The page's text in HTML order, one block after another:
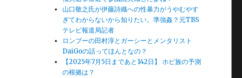
山口敬之氏が伊藤詩織への性暴力がうやむやす
ぎてわからないから知りたい。準強姦？元TBS
テレビ報道局記者
ロンブーの田村淳とガーシーとメンタリスト
DaiGoの話ってほんとなの？
【2025年7月5日まであと142日】 ホピ族の予測
の根拠は？